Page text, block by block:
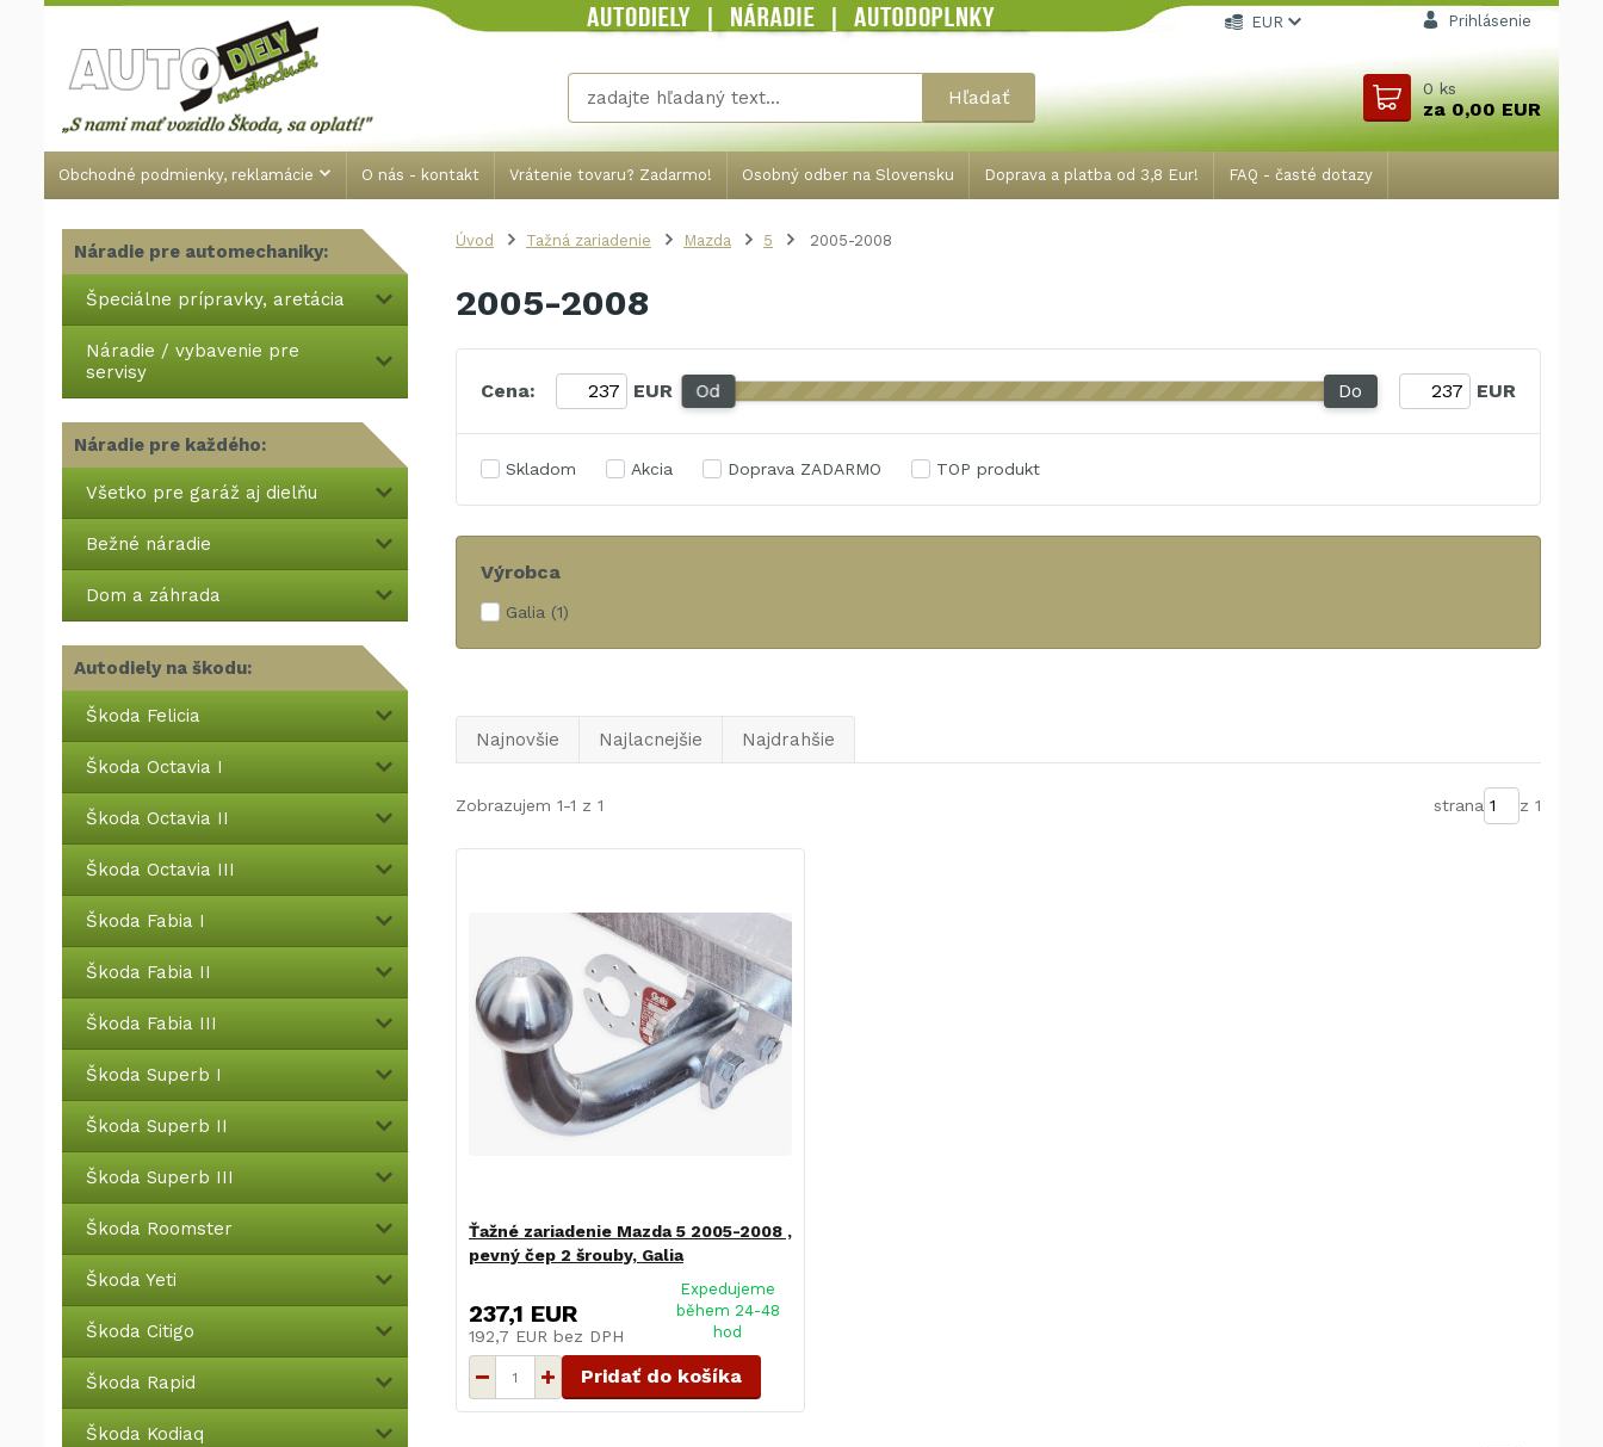
Obchodné podmienky, reklamácie O nás - kontakt Vrátenie tovaru? Zadarmo! Osobný odber na Slovensku Doprava a platba od 3,8 Eur! FAQ - časté dotazy
EUR Prihlásenie
Hľadať 0ks
za0,00 EUR
Náradie pre automechaniky:
Špeciálne prípravky, aretácia
Náradie / vybavenie pre
servisy
Náradie pre každého:
Všetko pre garáž aj dielňu
Bežné náradie
Dom a záhrada
Autodiely na škodu:
Škoda Felicia
Škoda Octavia I
Škoda Octavia II
Škoda Octavia III
Škoda Fabia I
Škoda Fabia II
Škoda Fabia III
Škoda Superb I
Škoda Superb II
Škoda Superb III
Škoda Roomster
Škoda Yeti
Škoda Citigo
Škoda Rapid
Škoda Kodiaq
Úvod Tažná zariadenie Mazda 5 2005-2008
2005-2008
Cena: EUR Od Do EUR
Skladom Akcia Doprava ZADARMO TOP produkt
Výrobca
Galia (1)
Najnovšie Najlacnejšie Najdrahšie
Zobrazujem 1-1 z 1 strana z 1
Ťažné zariadenie Mazda 5 2005-2008 ,
pevný čep 2 šrouby, Galia
237,1 EUR
192,7 EUR bez DPH
Expedujeme
během 24-48
hod
Pridať do košíka